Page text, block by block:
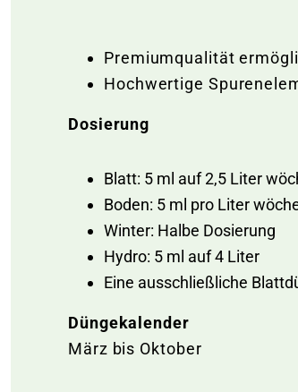
Premiumqualität
Hochwertige
Dosierung
Blatt: 5 ml auf 2,5 Liter
Boden: 5 ml pro Liter
Winter: Halbe Dosierung
Hydro: 5 ml auf 4 Liter
Eine ausschließliche
Düngekalender
März bis Oktober